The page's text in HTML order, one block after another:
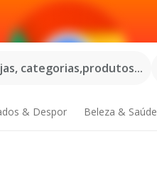
categorias,produtos...
& Despor Beleza & Saúde